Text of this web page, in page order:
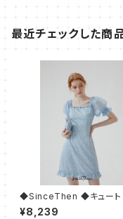
最近チェックした商
◆SinceThen ◆キュート
Aライン ワンピース ラッフル
¥8,239